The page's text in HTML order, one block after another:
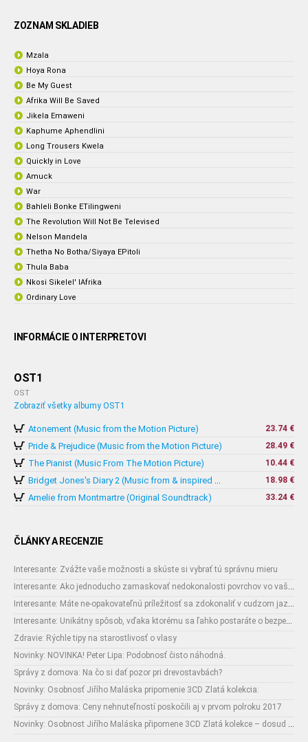
ZOZNAM SKLADIEB
Mzala
Hoya Rona
Be My Guest
Afrika Will Be Saved
Jikela Emaweni
Kaphume Aphendlini
Long Trousers Kwela
Quickly in Love
Amuck
War
Bahleli Bonke ETilingweni
The Revolution Will Not Be Televised
Nelson Mandela
Thetha No Botha/Siyaya EPitoli
Thula Baba
Nkosi Sikelel' IAfrika
Ordinary Love
INFORMÁCIE O INTERPRETOVI
OST1
OST
Zobraziť všetky albumy OST1
Atonement (Music from the Motion Picture) 23.74 €
Pride & Prejudice (Music from the Motion Picture) 28.49 €
The Pianist (Music From The Motion Picture)
10.44 €
Bridget Jones's Diary 2 (Music from & inspired by The Motion Picture)
18.98 €
Amelie from Montmartre (Original Soundtrack) 33.24 €
ČLÁNKY A RECENZIE
Interesante: Zvážte vaše možnosti a skúste si vybrať tú správnu mieru
Interesante: Ako jednoducho zamaskovať nedokonalosti povrchov vo vašom interiéri
Interesante: Máte ne-opakovateľnú príležitosť sa zdokonaliť v cudzom jazyku
Interesante: Unikátny spôsob, vďaka ktorému sa ľahko postaráte o bezpečnosť vašich zásielok
Zdravie: Rýchle tipy na starostlivosť o vlasy
Novinky: NOVINKA! Peter Lipa: Podobnosť čisto náhodná.
Správy z domova: Na čo si dať pozor pri drevostavbách?
Novinky: Osobnosť Jiřího Maláska pripomenie 3CD Zlatá kolekcia:
Správy z domova: Ceny nehnuteľností poskočili aj v prvom polroku 2017
Novinky: Osobnost Jiřího Maláska připomene 3CD Zlatá kolekce – dosud nejobsáhlejší soubor nahrávek legendárního umělce!